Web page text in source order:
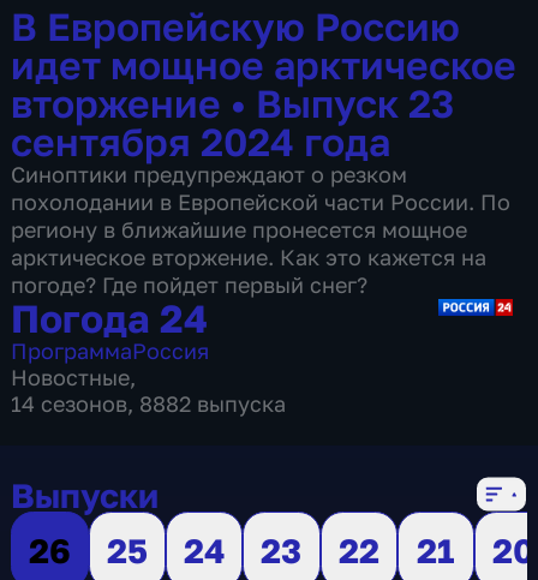
В Европейскую Россию
идет мощное арктическое
вторжение • Выпуск 23
сентября 2024 года
Синоптики предупреждают о резком
похолодании в Европейской части России. По
региону в ближайшие пронесется мощное
арктическое вторжение. Как это кажется на
погоде? Где пойдет первый снег?
Погода 24
ПрограммаРоссия
Новостные,
14 сезонов, 8882 выпуска
Выпуски
26
25 24 23 22 21
20